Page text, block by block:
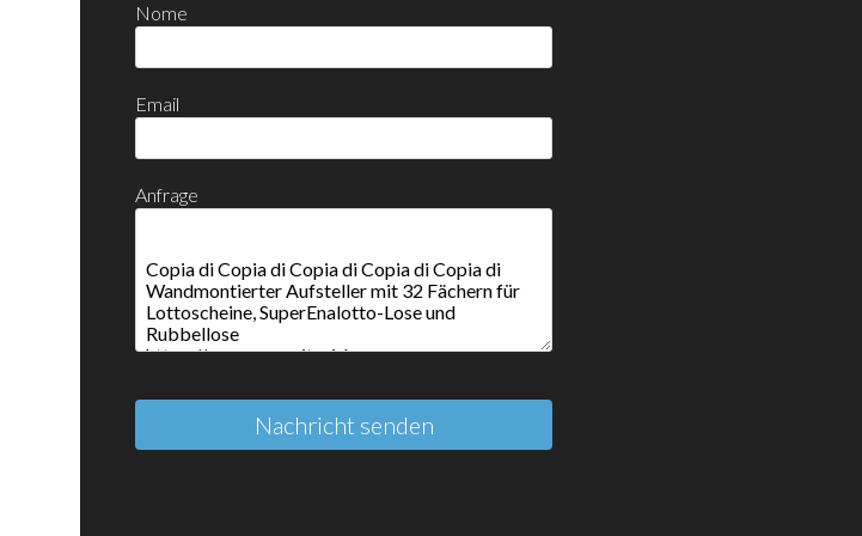
Nome
Email
Anfrage
Nachricht senden